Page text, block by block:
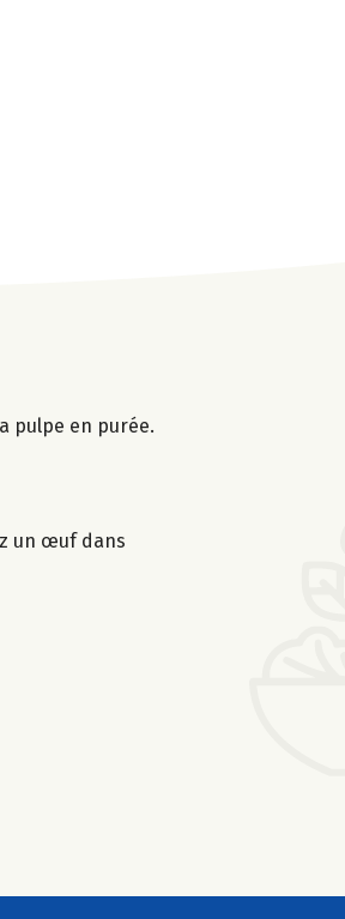
pulpe en purée.
un œuf dans